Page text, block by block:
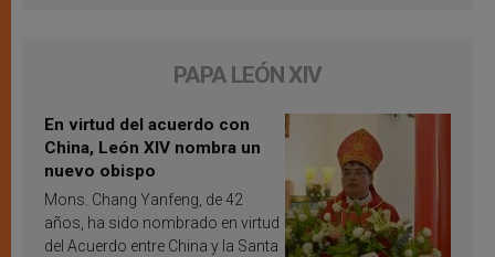
PAPA LEÓN XIV
En virtud del acuerdo con
China, León XIV nombra un
nuevo obispo
Mons. Chang Yanfeng, de 42
años, ha sido nombrado en virtud
del Acuerdo entre China y la Santa